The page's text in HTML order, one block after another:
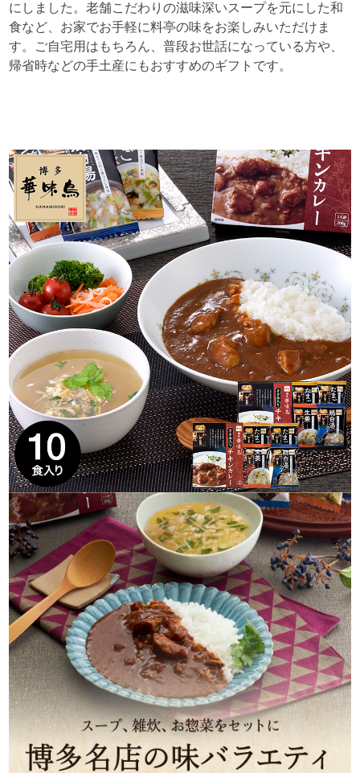
にしました。老舗こだわりの滋味深いスープを元にした和
食など、お家でお手軽に料亭の味をお楽しみいただけま
す。ご自宅用はもちろん、普段お世話になっている方や、
帰省時などの手土産にもおすすめのギフトです。